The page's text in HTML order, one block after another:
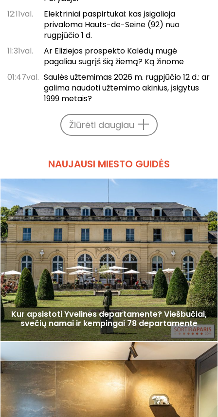
12:11val.
Elektriniai paspirtukai: kas įsigalioja
privaloma Hauts-de-Seine (92) nuo
rugpjūčio 1 d.
11:31val.
Ar Eliziejos prospekto Kalėdų mugė
pagaliau sugrįš šią žiemą? Ką žinome
01:47val. Saulės užtemimas 2026 m. rugpjūčio 12 d.: ar
galima naudoti užtemimo akinius, įsigytus
1999 metais?
Žiūrėti daugiau
NAUJAUSI MIESTO GUIDĖS
Kur apsistoti Yvelines departamente? Viešbučiai,
svečių namai ir kempingai 78 departamente